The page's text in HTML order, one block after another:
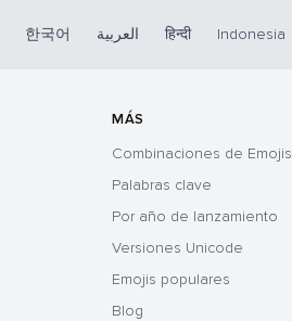
한국어 العربية हिन्दी Indonesia
MÁS
Combinaciones de Emojis
Palabras clave
Por año de lanzamiento
Versiones Unicode
Emojis populares
Blog